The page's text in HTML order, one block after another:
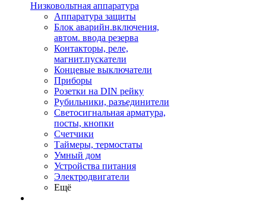
Низковольтная аппаратура
Аппаратура защиты
Блок аварийн.включения,
автом. ввода резерва
Контакторы, реле,
магнит.пускатели
Концевые выключатели
Приборы
Розетки на DIN рейку
Рубильники, разъединители
Светосигнальная арматура,
посты, кнопки
Счетчики
Таймеры, термостаты
Умный дом
Устройства питания
Электродвигатели
Ещё